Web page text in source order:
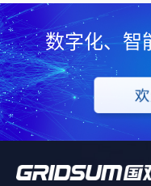
数字化、智